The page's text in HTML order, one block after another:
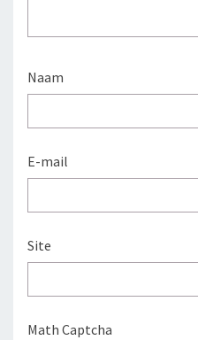
Naam
E-mail
Site
Math Captcha